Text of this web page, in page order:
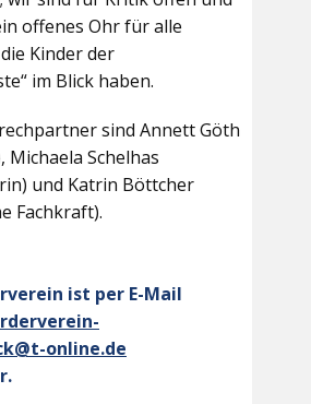
offenes Ohr für alle
Kinder der
im Blick haben.
sind Annett Göth
Michaela Schelhas
und Katrin Böttcher
Fachkraft).
ist per E-Mail
online.de